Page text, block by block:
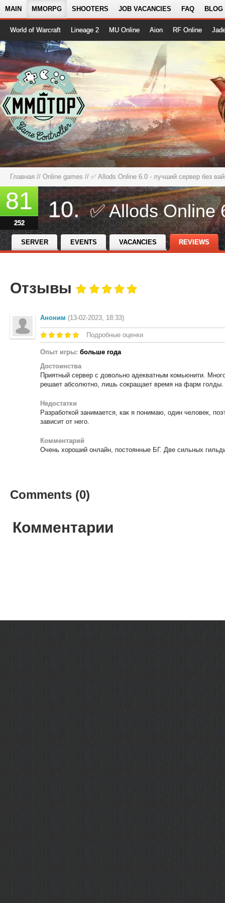
MAIN MMORPG SHOOTERS JOB VACANCIES FAQ BLOG
World of Warcraft Lineage 2 MU Online Aion RF Online
Главная // Online games // ✅ Allods Online 6.0 - лучший сервер без
81
252
10.
SERVER EVENTS VACANCIES REVIEWS
Отзывы
Аноним (13-02-2023, 18:33)
Подробные оценки
Опыт игры: больше года
Достоинства
Приятный сервер с довольно адекватным комьюнити.
решает абсолютно, лишь сокращает время на фарм голды.
Недостатки
Разработкой занимается, как я понимаю, один человек,
зависит от него.
Комментарий
Очень хороший онлайн, постоянные БГ. Две сильных
Comments (0)
Комментарии